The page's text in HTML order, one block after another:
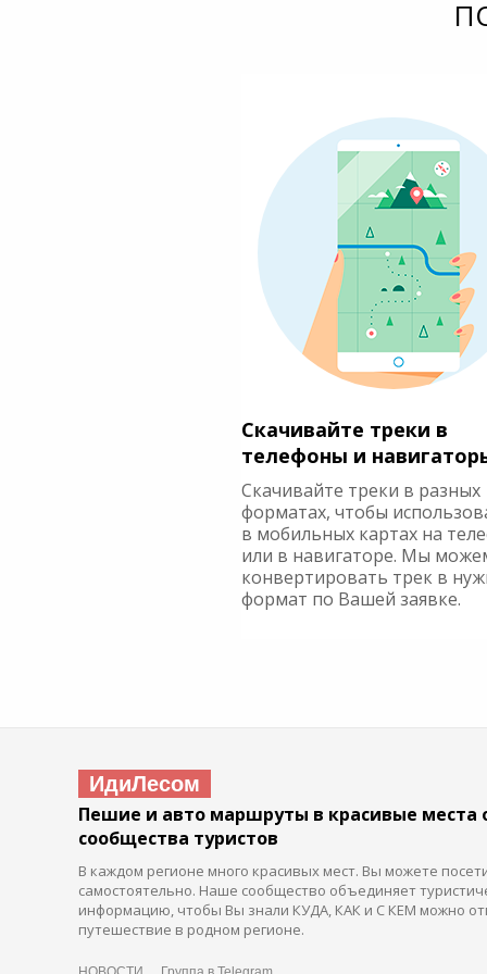
Скачивайте треки в
телефоны и
Скачивайте треки в разных
форматах, чтобы
в мобильных картах на
или в навигаторе. Мы
конвертировать трек в
формат по Вашей заявке.
ИдиЛесом
Пешие и авто маршруты в красивые места
сообщества туристов
В каждом регионе много красивых мест. Вы можете
самостоятельно. Наше сообщество объединяет
информацию, чтобы Вы знали КУДА, КАК и С КЕМ можно
путешествие в родном регионе.